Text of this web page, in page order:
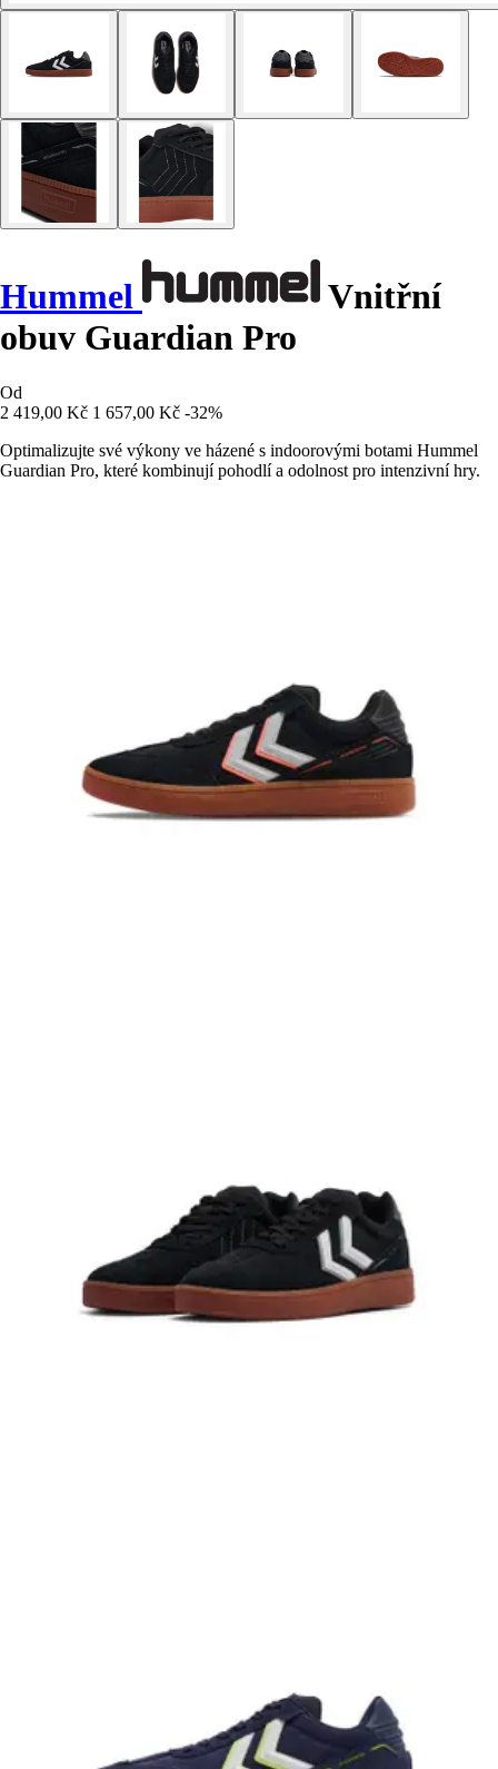
Hummel
Vnitřní
obuv Guardian Pro
Od
2 419,00 Kč 1 657,00 Kč -32%
Optimalizujte své výkony ve házené s indoorovými botami Hummel
Guardian Pro, které kombinují pohodlí a odolnost pro intenzivní hry.